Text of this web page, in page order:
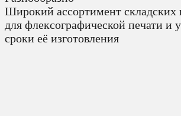
Широкий ассортимент складских
для флексографической печати и
сроки её изготовления